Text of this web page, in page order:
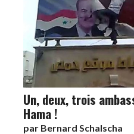
Un, deux, trois
Hama !
par Bernard Schalscha